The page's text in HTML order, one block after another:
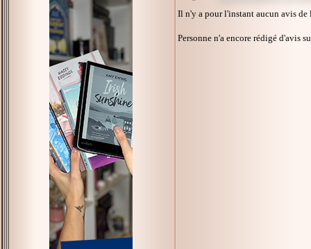
Il n'y a pour l'instant aucun avis
Personne n'a encore rédigé d'avis